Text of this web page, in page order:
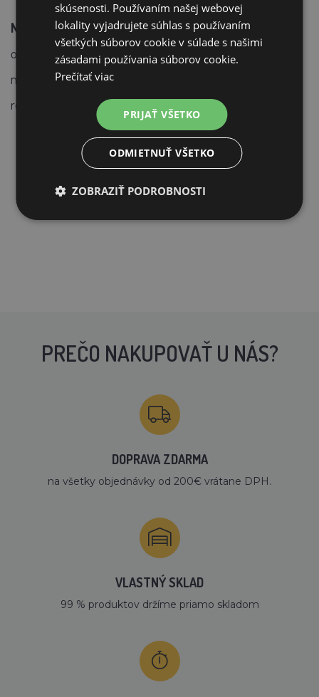
Návod na použitie:granulované seno Lučenka
odporúčame pred kŕmením (predovšetkým koní) namočiť a
nechať rozpadnúť. Naše granule sú krehké a dobre sa
rozpadajú.
PREČO NAKUPOVAŤ U NÁS?
DOPRAVA ZDARMA
na všetky objednávky od 200€ vrátane DPH.
VLASTNÝ SKLAD
99 % produktov držíme priamo skladom
skúsenosti. Používaním našej webovej
lokality vyjadrujete súhlas s používaním
všetkých súborov cookie v súlade s našimi
zásadami používania súborov cookie.
Prečítať viac
PRIJAŤ VŠETKO
ODMIETNUŤ VŠETKO
ZOBRAZIŤ PODROBNOSTI